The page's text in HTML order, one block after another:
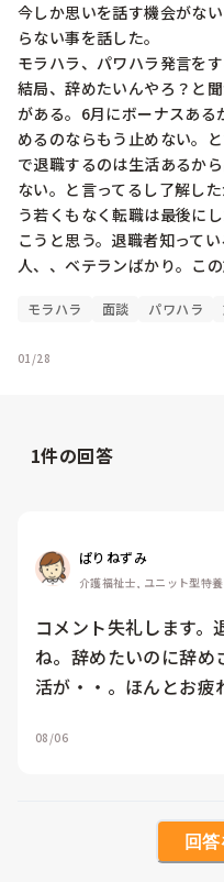
今しか思いを話す機会がな
らない事を話した。
モラハラ、パワハラ発言を
結局、辞めたいんやろ？と
がある。6月にボーナスある
めるのならもう止めない。
で退職するのは生活あるか
ない。と言ってるし了解し
う若くもなく転職は最後に
こうと思う。退職者知って
モラハラ 面談 パワハラ
01/28
1件の回答
ぱりねずみ
介護福祉士, ユニット型特養
コメント失礼します。
ね。辞めたいのに辞め
活が・・。ほんとお疲
08/06
回